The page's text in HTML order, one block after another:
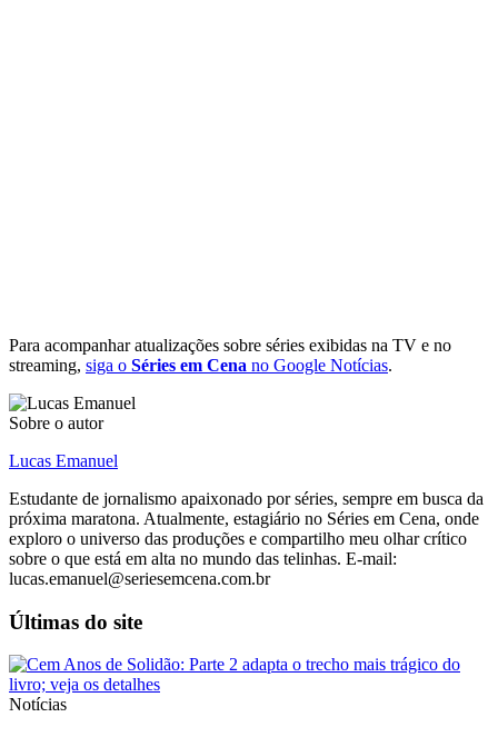
Para acompanhar atualizações sobre séries exibidas na TV e no
streaming, siga o Séries em Cena no Google Notícias.
Sobre o autor
Lucas Emanuel
Estudante de jornalismo apaixonado por séries, sempre em busca da
próxima maratona. Atualmente, estagiário no Séries em Cena, onde
exploro o universo das produções e compartilho meu olhar crítico
sobre o que está em alta no mundo das telinhas. E-mail:
lucas.emanuel@seriesemcena.com.br
Últimas do site
Notícias